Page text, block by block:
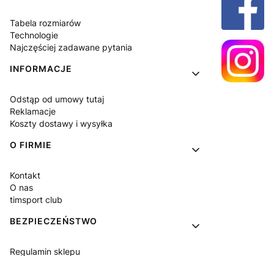
Tabela rozmiarów
Technologie
Najczęściej zadawane pytania
INFORMACJE
Odstąp od umowy tutaj
Reklamacje
Koszty dostawy i wysyłka
O FIRMIE
Kontakt
O nas
timsport club
BEZPIECZEŃSTWO
Regulamin sklepu